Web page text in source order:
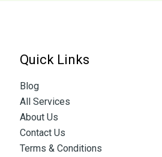
Quick Links
Blog
All Services
About Us
Contact Us
Terms & Conditions